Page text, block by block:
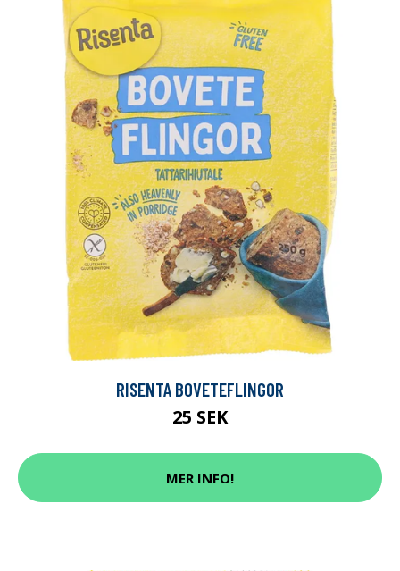
RISENTA BOVETEFLINGOR
25 SEK
MER INFO!